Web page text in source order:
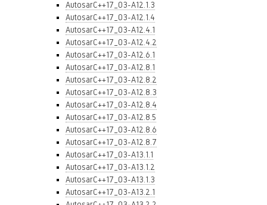
AutosarC++17_03-A12.1.3
AutosarC++17_03-A12.1.4
AutosarC++17_03-A12.4.1
AutosarC++17_03-A12.4.2
AutosarC++17_03-A12.6.1
AutosarC++17_03-A12.8.1
AutosarC++17_03-A12.8.2
AutosarC++17_03-A12.8.3
AutosarC++17_03-A12.8.4
AutosarC++17_03-A12.8.5
AutosarC++17_03-A12.8.6
AutosarC++17_03-A12.8.7
AutosarC++17_03-A13.1.1
AutosarC++17_03-A13.1.2
AutosarC++17_03-A13.1.3
AutosarC++17_03-A13.2.1